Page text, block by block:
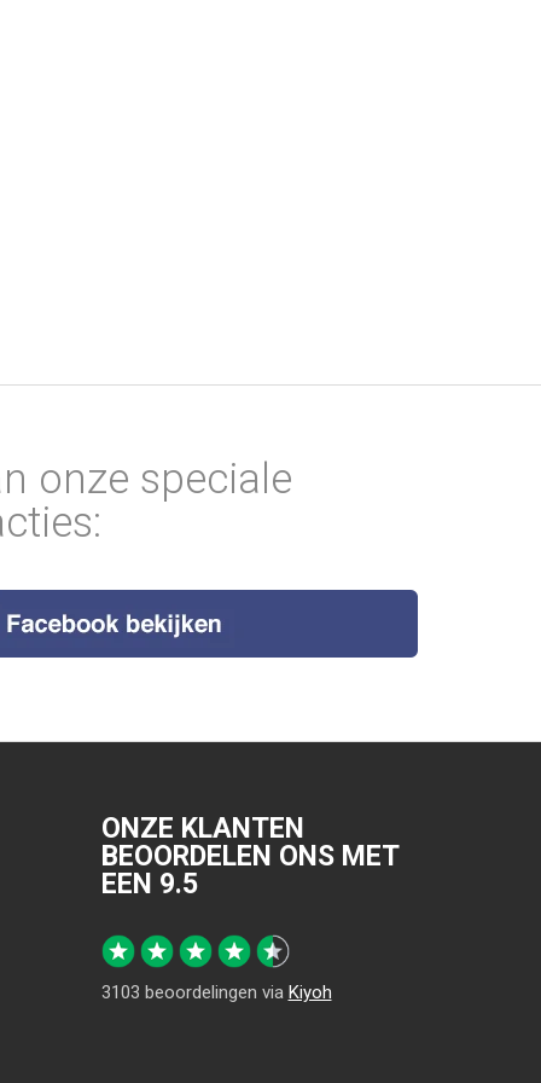
onze speciale
ONZE KLANTEN
BEOORDELEN ONS MET
EEN 9.5
3103 beoordelingen via Kiyoh